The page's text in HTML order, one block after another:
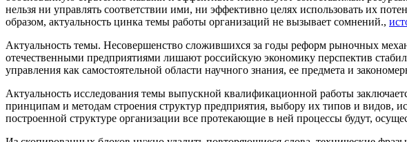
нельзя ни управлять соответствии ими, ни эффективно целях использовать их
образом, актуальность цинка темы работы организаций не вызывает сомнений.,
Актуальность темы. Несовершенство сложившихся за годы реформ рыночных
отечественными предприятиями лишают российскую экономику перспектив
управления как самостоятельной области научного знания, ее предмета и
Актуальность исследования темы выпускной квалификационной работы
принципам и методам строения структур предприятия, выбору их типов и видов,
построенной структуре организации все протекающие в ней процессы будут,